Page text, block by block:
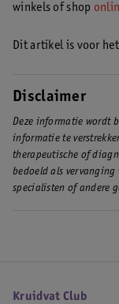
winkels of shop
Dit artikel is voor
Disclaimer
Deze informatie wordt
informatie te
therapeutische of
bedoeld als
specialisten of andere
Kruidvat Club